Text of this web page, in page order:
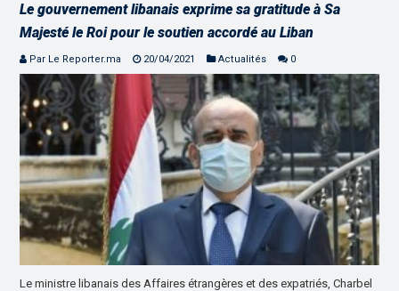
Le gouvernement libanais exprime sa gratitude à Sa
Majesté le Roi pour le soutien accordé au Liban
Par Le Reporter.ma 20/04/2021 Actualités 0
Le ministre libanais des Affaires étrangères et des expatriés, Charbel